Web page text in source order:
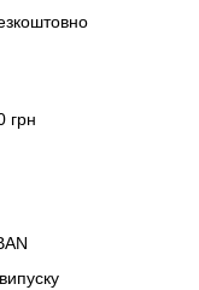
грн